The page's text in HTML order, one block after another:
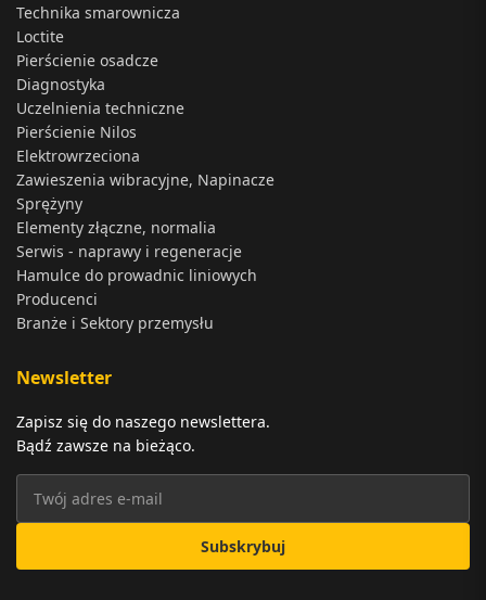
Technika smarownicza
Loctite
Pierścienie osadcze
Diagnostyka
Uczelnienia techniczne
Pierścienie Nilos
Elektrowrzeciona
Zawieszenia wibracyjne, Napinacze
Sprężyny
Elementy złączne, normalia
Serwis - naprawy i regeneracje
Hamulce do prowadnic liniowych
Producenci
Branże i Sektory przemysłu
Newsletter
Zapisz się do naszego newslettera.
Bądź zawsze na bieżąco.
Subskrybuj